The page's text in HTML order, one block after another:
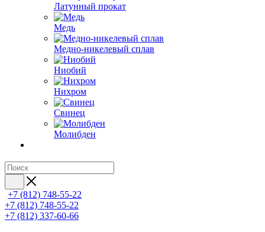
Латунный прокат
Медь
Медно-никелевый сплав
Ниобий
Нихром
Свинец
Молибден
+7 (812) 748-55-22
+7 (812) 748-55-22
+7 (812) 337-60-66